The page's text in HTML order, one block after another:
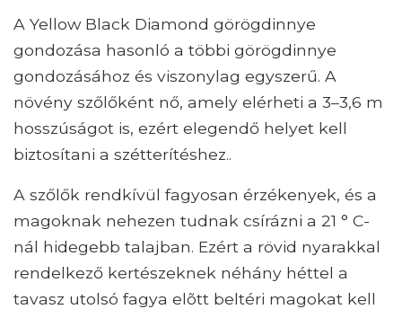
A Yellow Black Diamond görögdinnye
gondozása hasonló a többi görögdinnye
gondozásához és viszonylag egyszerű. A
növény szőlőként nő, amely elérheti a 3–3,6 m
hosszúságot is, ezért elegendő helyet kell
biztosítani a szétterítéshez..
A szőlők rendkívül fagyosan érzékenyek, és a
magoknak nehezen tudnak csírázni a 21 ° C-
nál hidegebb talajban. Ezért a rövid nyarakkal
rendelkező kertészeknek néhány héttel a
tavasz utolsó fagya elõtt beltéri magokat kell